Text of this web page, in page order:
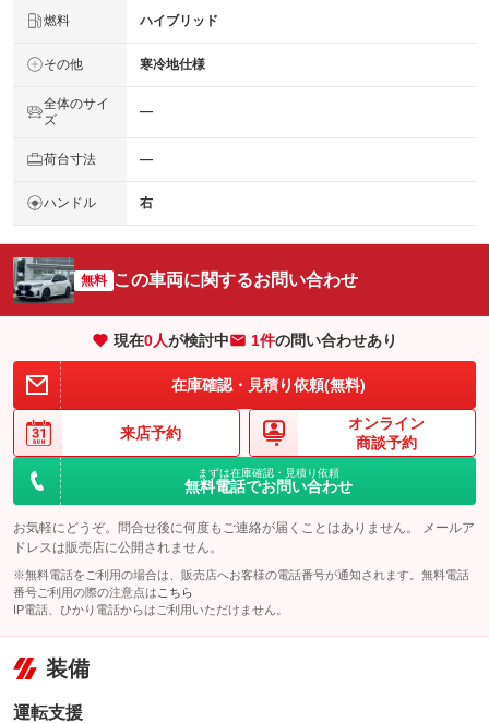
燃料 ハイブリッド
その他 寒冷地仕様
全体のサイ
ズ
―
荷台寸法 ―
ハンドル 右
無料 この車両に関するお問い合わせ
現在0人が検討中 1件の問い合わせあり
在庫確認・見積り依頼(無料)
来店予約
オンライン
商談予約
まずは在庫確認・見積り依頼
無料電話でお問い合わせ
お気軽にどうぞ。問合せ後に何度もご連絡が届くことはありません。 メールア
ドレスは販売店に公開されません。
※無料電話をご利用の場合は、販売店へお客様の電話番号が通知されます。無料電話
番号ご利用の際の注意点は こちら
IP電話、ひかり電話からはご利用いただけません。
装備
運転支援